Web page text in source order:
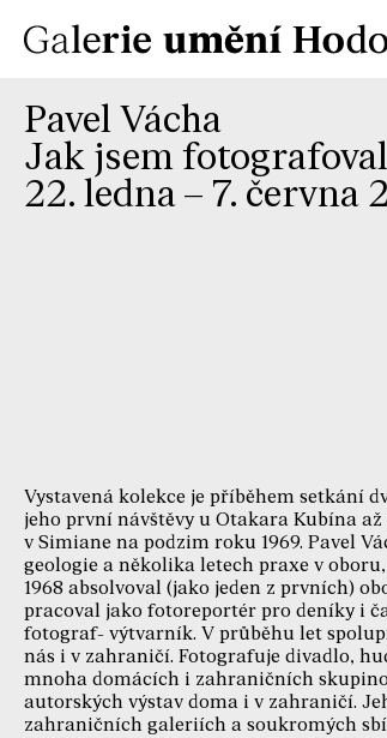
Pavel Vácha
Jak jsem
22. ledna – 7. června
Vystavená kolekce je příběhem setkání
jeho první návštěvy u Otakara Kubína
v Simiane na podzim roku 1969. Pavel
geologie a několika letech praxe v
1968 absolvoval (jako jeden z prvních)
pracoval jako fotoreportér pro deníky i
fotograf- výtvarník. V průběhu let
nás i v zahraničí. Fotografuje divadlo,
mnoha domácích i zahraničních
autorských výstav doma i v zahraničí.
zahraničních galeriích a soukromých